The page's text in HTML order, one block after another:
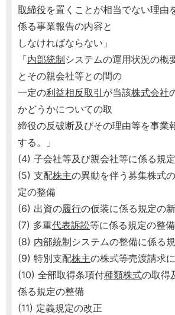
取締役を置くことが相当でない理由
係る事業報告の内容と
しなければならない」
「内部統制システムの運用状況の概
とその親会社等との間の
一定の利益相反取引 が当該株式会社
かどうかについての取
締役の反破断及びその理由等を事業
する。」
(4) 子会社等及び親会社等に係る規
(5) 支配株主の異動を伴う募集株式
定の整備
(6) 出資の履行の仮装に係る規定の
(7) 多重代表訴訟等に係る規定の整備
(8) 内部統制システムの整備に係る
(9) 特別支配株主の株式等売渡請求
(10) 全部取得条項付種類株式の取得
係る規定の整備
(11) 定義規定の改正